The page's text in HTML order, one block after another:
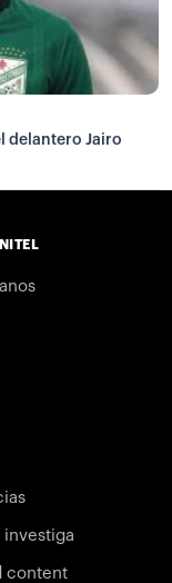
delantero Jairo
investiga
content